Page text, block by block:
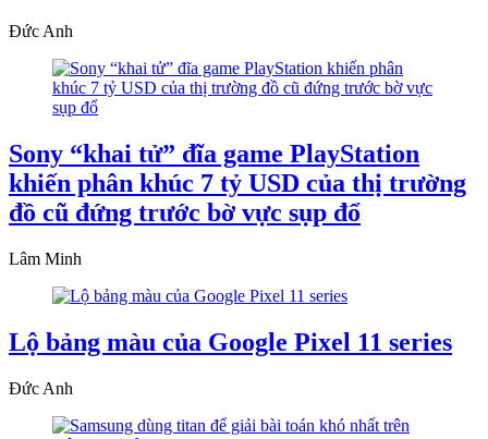
Đức Anh
Sony “khai tử” đĩa game PlayStation
khiến phân khúc 7 tỷ USD của thị trường
đồ cũ đứng trước bờ vực sụp đổ
Lâm Minh
Lộ bảng màu của Google Pixel 11 series
Đức Anh